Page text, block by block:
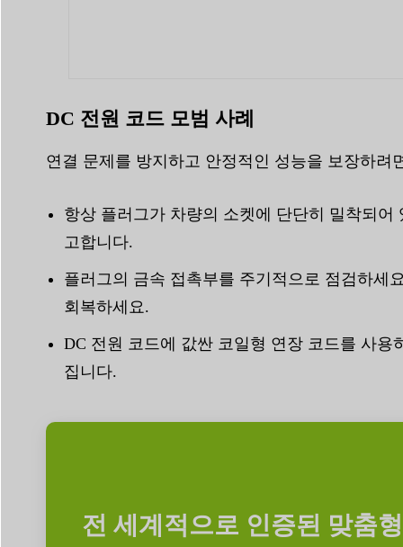
DC 전원 코드 모범 사례
연결 문제를 방지하고 안정적인 성능을 보장하려
항상 플러그가 차량의 소켓에 단단히 밀착되
고합니다.
플러그의 금속 접촉부를 주기적으로 점검하세
회복하세요.
DC 전원 코드에 값싼 코일형 연장 코드를 사
집니다.
전 세계적으로 인증된 맞춤